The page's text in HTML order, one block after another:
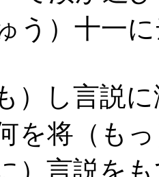
う）十一
）し言説
を将（も
）言説を